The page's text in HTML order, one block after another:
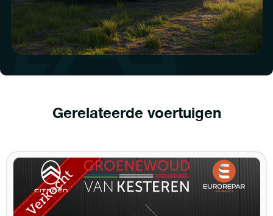
Gerelateerde voertuigen